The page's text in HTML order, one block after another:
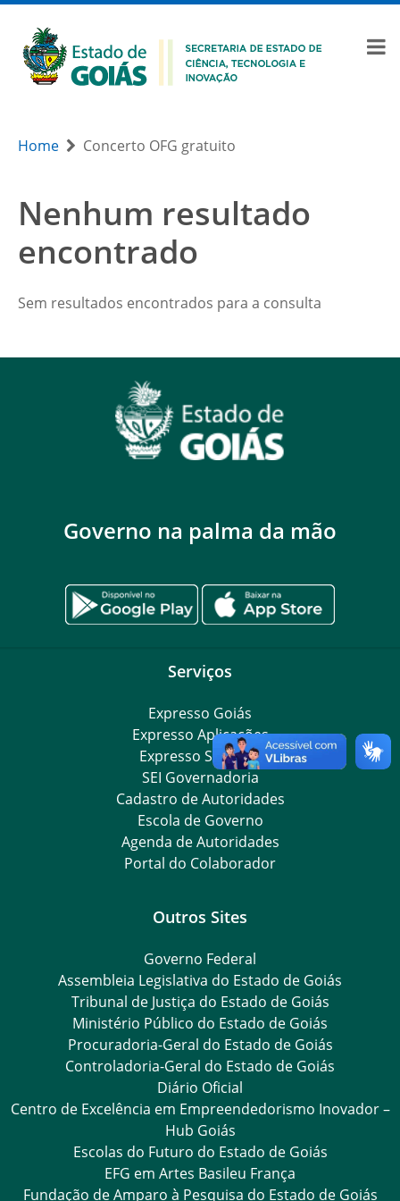
Home Concerto OFG gratuito
Nenhum resultado
encontrado
Sem resultados encontrados para a consulta
Governo na palma da mão
Serviços
Expresso Goiás
Expresso Aplicações
Expresso Servidor
SEI Governadoria
Cadastro de Autoridades
Escola de Governo
Agenda de Autoridades
Portal do Colaborador
Outros Sites
Governo Federal
Assembleia Legislativa do Estado de Goiás
Tribunal de Justiça do Estado de Goiás
Ministério Público do Estado de Goiás
Procuradoria-Geral do Estado de Goiás
Controladoria-Geral do Estado de Goiás
Diário Oficial
Centro de Excelência em Empreendedorismo Inovador –
Hub Goiás
Escolas do Futuro do Estado de Goiás
EFG em Artes Basileu França
Fundação de Amparo à Pesquisa do Estado de Goiás